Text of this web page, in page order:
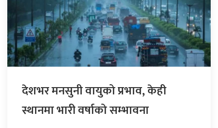
देशभर मनसुनी वायुको प्रभाव, केही
स्थानमा भारी वर्षाको सम्भावना